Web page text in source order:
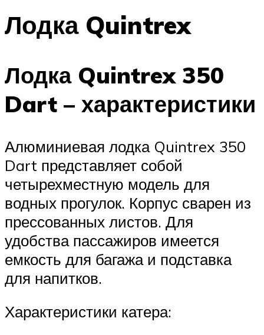
Лодка Quintrex
Лодка Quintrex 350
Dart – характеристики
Алюминиевая лодка Quintrex 350
Dart представляет собой
четырехместную модель для
водных прогулок. Корпус сварен из
прессованных листов. Для
удобства пассажиров имеется
емкость для багажа и подставка
для напитков.
Характеристики катера: